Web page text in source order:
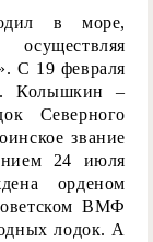
в море,
С 19 февраля
Колышкин –
Северного
звание
24 июля
орденом
ВМФ
лодок. А